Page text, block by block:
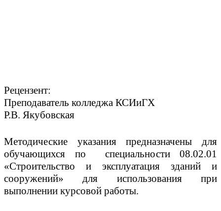
Рецензент:
Преподаватель колледжа КСИиГХ
Р.В. Якубовская
Методические указания предназначены для
обучающихся по специальности 08.02.01
«Строительство и эксплуатация зданий и
сооружений» для использования при
выполнении курсовой работы.